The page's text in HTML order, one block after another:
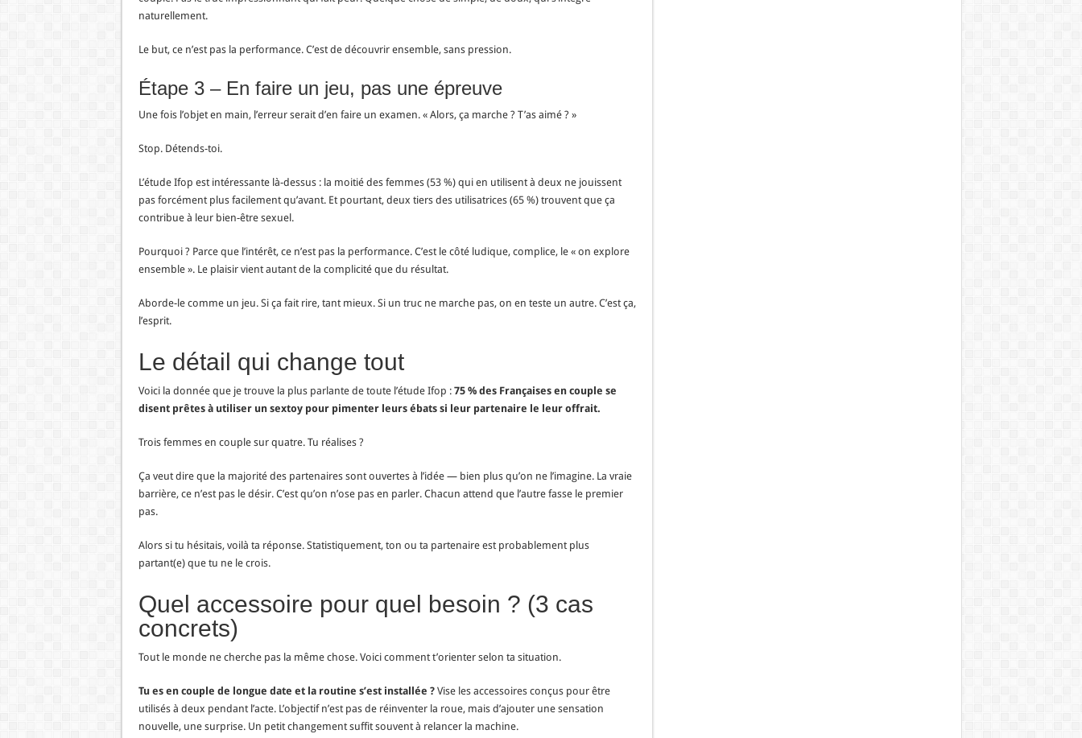
naturellement.
Le but, ce n’est pas la performance. C’est de découvrir ensemble, sans pression.
Étape 3 – En faire un jeu, pas une épreuve
Une fois l’objet en main, l’erreur serait d’en faire un examen. « Alors, ça marche ? T’as aimé ? »
Stop. Détends-toi.
L’étude Ifop est intéressante là-dessus : la moitié des femmes (53 %) qui en utilisent à deux ne jouissent
pas forcément plus facilement qu’avant. Et pourtant, deux tiers des utilisatrices (65 %) trouvent que ça
contribue à leur bien-être sexuel.
Pourquoi ? Parce que l’intérêt, ce n’est pas la performance. C’est le côté ludique, complice, le « on explore
ensemble ». Le plaisir vient autant de la complicité que du résultat.
Aborde-le comme un jeu. Si ça fait rire, tant mieux. Si un truc ne marche pas, on en teste un autre. C’est ça,
l’esprit.
Le détail qui change tout
Voici la donnée que je trouve la plus parlante de toute l’étude Ifop : 75 % des Françaises en couple se
disent prêtes à utiliser un sextoy pour pimenter leurs ébats si leur partenaire le leur offrait.
Trois femmes en couple sur quatre. Tu réalises ?
Ça veut dire que la majorité des partenaires sont ouvertes à l’idée — bien plus qu’on ne l’imagine. La vraie
barrière, ce n’est pas le désir. C’est qu’on n’ose pas en parler. Chacun attend que l’autre fasse le premier
pas.
Alors si tu hésitais, voilà ta réponse. Statistiquement, ton ou ta partenaire est probablement plus
partant(e) que tu ne le crois.
Quel accessoire pour quel besoin ? (3 cas
concrets)
Tout le monde ne cherche pas la même chose. Voici comment t’orienter selon ta situation.
Tu es en couple de longue date et la routine s’est installée ?Vise les accessoires conçus pour être
utilisés à deux pendant l’acte. L’objectif n’est pas de réinventer la roue, mais d’ajouter une sensation
nouvelle, une surprise. Un petit changement suffit souvent à relancer la machine.